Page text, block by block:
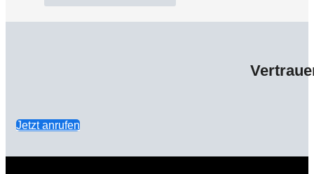
Jetzt anrufen